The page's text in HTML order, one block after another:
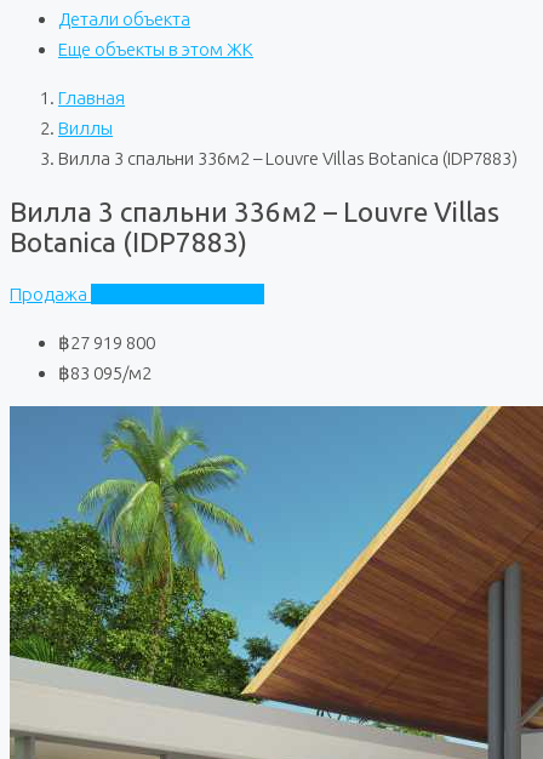
Детали объекта
Еще объекты в этом ЖК
Главная
Виллы
Вилла 3 спальни 336м2 – Louvre Villas Botanica (IDP7883)
Вилла 3 спальни 336м2 – Louvre Villas
Botanica (IDP7883)
Продажа
฿27 919 800
฿83 095/м2